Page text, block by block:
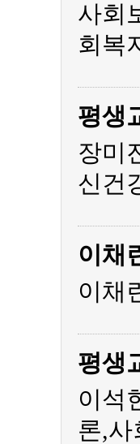
사회
회복
평생
장미
신건
이채
이채
평생
이석
론,사